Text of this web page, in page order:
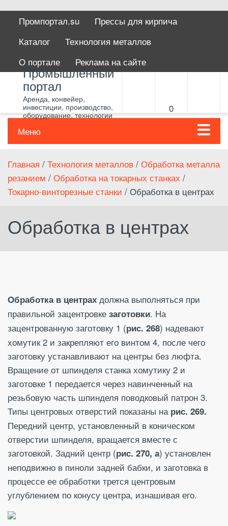
Промпортал.su
Прессы для кирпича
Каталог
Технология металлов
О портале
Реклама на сайте
Промышленный
портал
Аренда, конвейер,
инвестиции, производство,
оборудование, технологии
0
Меню
Главная / Технология металлов / Обработка металла
резанием / Обработка на токарных станках /
Токарно-винторезные станки / Обработка в центрах
Обработка в центрах
Обработка в центрах должна выполняться при
правильной зацентровке заготовки. На
зацентрованную заготовку 1 (рис. 268) надевают
хомутик 2 и закрепляют его винтом 4, после чего
заготовку устанавливают на центры без люфта.
Вращение от шпинделя станка хомутику 2 и
заготовке 1 передается через навинченный на
резьбовую часть шпинделя поводковый патрон 3.
Типы центровых отверстий показаны на рис. 269.
Передний центр, установленный в коническом
отверстии шпинделя, вращается вместе с
заготовкой. Задний центр (рис. 270, а) установлен
неподвижно в пиноли задней бабки, и заготовка в
процессе ее обработки трется центровым
углублением по конусу центра, изнашивая его.